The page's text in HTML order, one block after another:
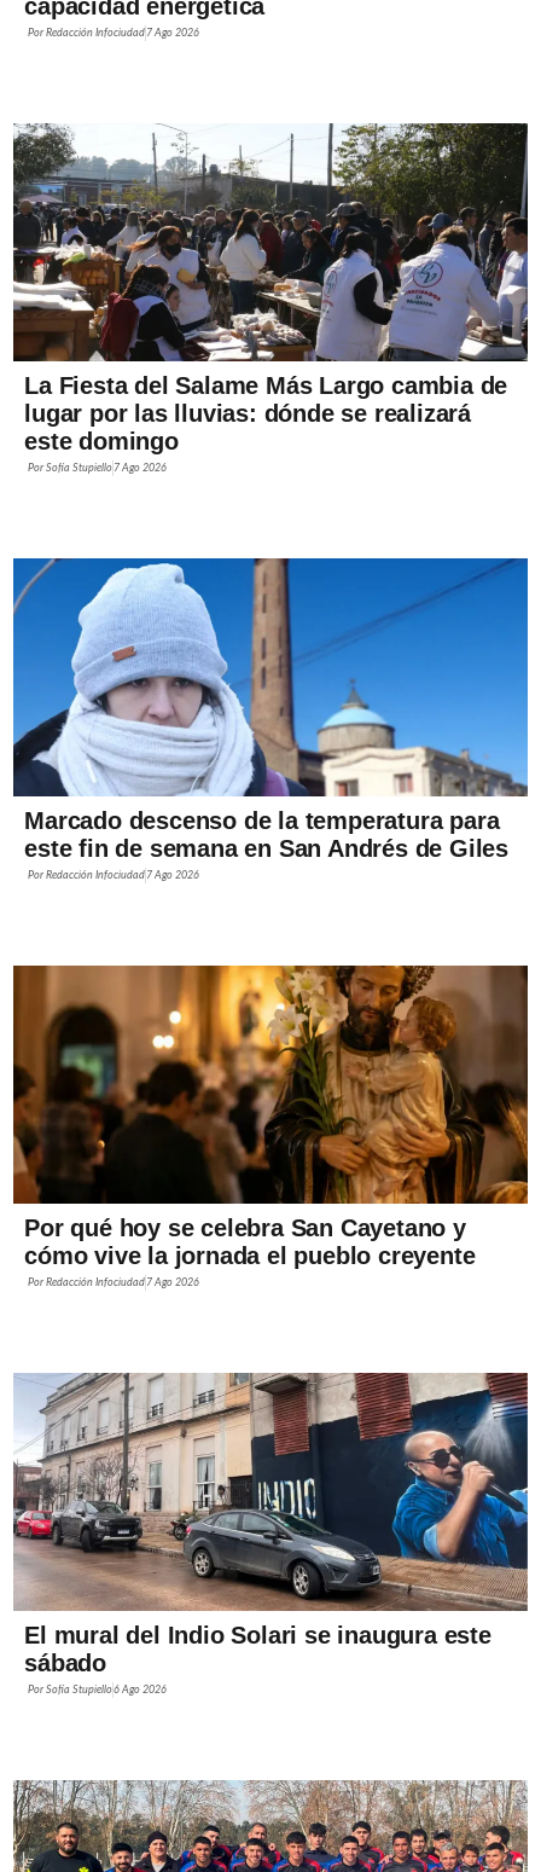
capacidad energética
PorRedacción Infociudad 7 Ago 2026
La Fiesta del Salame Más Largo cambia de
lugar por las lluvias: dónde se realizará
este domingo
PorSofía Stupiello 7 Ago 2026
Marcado descenso de la temperatura para
este fin de semana en San Andrés de Giles
PorRedacción Infociudad 7 Ago 2026
Por qué hoy se celebra San Cayetano y
cómo vive la jornada el pueblo creyente
PorRedacción Infociudad 7 Ago 2026
El mural del Indio Solari se inaugura este
sábado
PorSofía Stupiello6 Ago 2026